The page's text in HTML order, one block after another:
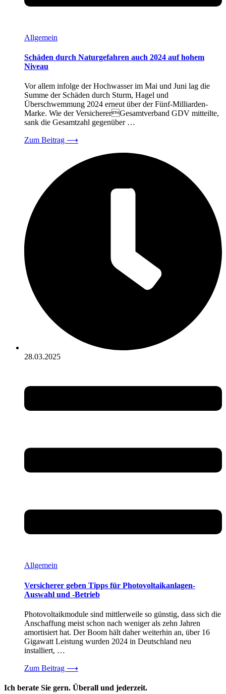
Allgemein
Schäden durch Naturgefahren auch 2024 auf hohem
Niveau
Vor allem infolge der Hochwasser im Mai und Juni lag die
Summe der Schäden durch Sturm, Hagel und
Überschwemmung 2024 erneut über der Fünf-Milliarden-
Marke. Wie der VersichererGesamtverband GDV mitteilte,
sank die Gesamtzahl gegenüber …
Zum Beitrag ⟶
28.03.2025
Allgemein
Versicherer geben Tipps für Photovoltaikanlagen-
Auswahl und -Betrieb
Photovoltaikmodule sind mittlerweile so günstig, dass sich die
Anschaffung meist schon nach weniger als zehn Jahren
amortisiert hat. Der Boom hält daher weiterhin an, über 16
Gigawatt Leistung wurden 2024 in Deutschland neu
installiert, …
Zum Beitrag ⟶
Ich berate Sie gern. Überall und jederzeit.